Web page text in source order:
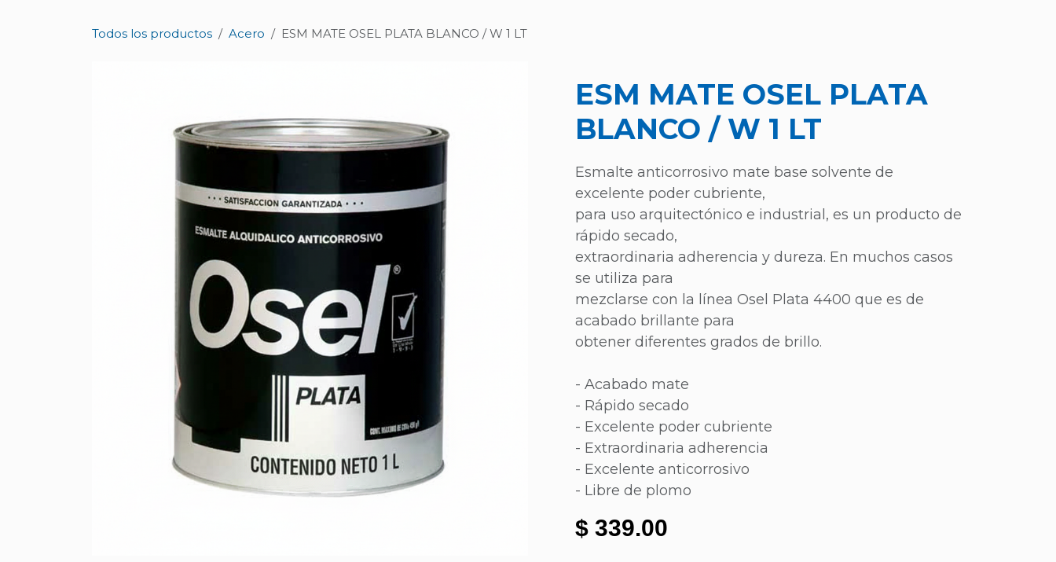
Todos los productos
Acero ESM MATE OSEL PLATA BLANCO / W 1 LT
ESM MATE OSEL PLATA
BLANCO / W 1 LT
Esmalte anticorrosivo mate base solvente de
excelente poder cubriente,
para uso arquitectónico e industrial, es un producto de
rápido secado,
extraordinaria adherencia y dureza. En muchos casos
se utiliza para
mezclarse con la línea Osel Plata 4400 que es de
acabado brillante para
obtener diferentes grados de brillo.
- Acabado mate
- Rápido secado
- Excelente poder cubriente
- Extraordinaria adherencia
- Excelente anticorrosivo
- Libre de plomo
$ 339.00